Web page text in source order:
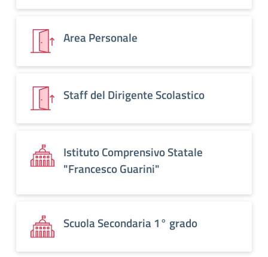
Area Personale
Staff del Dirigente Scolastico
Istituto Comprensivo Statale
"Francesco Guarini"
Scuola Secondaria 1° grado